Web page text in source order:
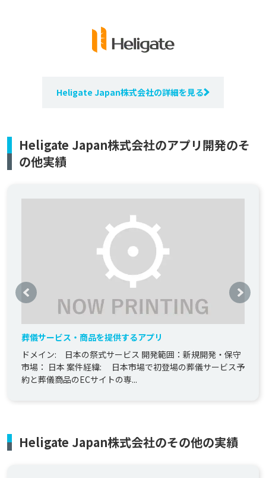
Heligate Japan株式会社の詳細を見る
Heligate Japan株式会社のアプリ開発のそ
の他実績
葬儀サービス・商品を提供するアプリ
ドメイン: 日本の祭式サービス 開発範囲：新規開発・保守
市場： 日本 案件経緯: 日本市場で初登場の葬儀サービス予
約と葬儀商品のECサイトの専...
Heligate Japan株式会社のその他の実績